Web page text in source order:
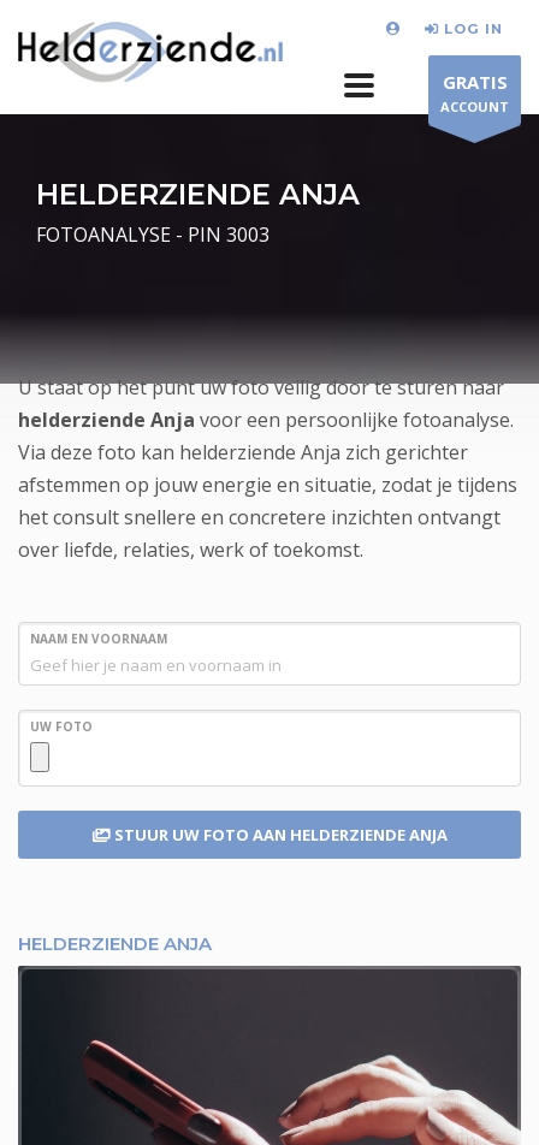
LOG IN
GRATIS
ACCOUNT
HELDERZIENDE ANJA
FOTOANALYSE - PIN 3003
U staat op het punt uw foto veilig door te sturen naar
helderziende Anja voor een persoonlijke fotoanalyse.
Via deze foto kan helderziende Anja zich gerichter
afstemmen op jouw energie en situatie, zodat je tijdens
het consult snellere en concretere inzichten ontvangt
over liefde, relaties, werk of toekomst.
NAAM EN VOORNAAM
UW FOTO
STUUR UW FOTO AAN HELDERZIENDE ANJA
HELDERZIENDE ANJA